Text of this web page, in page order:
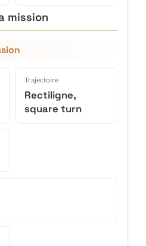
mission
Trajectoire
Rectiligne,
square turn